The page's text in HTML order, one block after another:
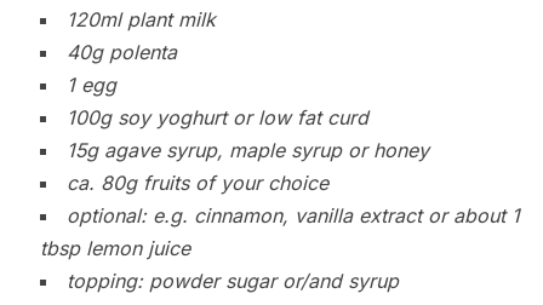
120ml plant milk
40g polenta
1 egg
100g soy yoghurt or low fat curd
15g agave syrup, maple syrup or honey
ca. 80g fruits of your choice
optional: e.g. cinnamon, vanilla extract or about 1
tbsp lemon juice
topping: powder sugar or/and syrup